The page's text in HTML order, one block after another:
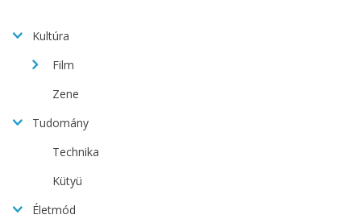
Kultúra
Film
Zene
Tudomány
Technika
Kütyü
Életmód